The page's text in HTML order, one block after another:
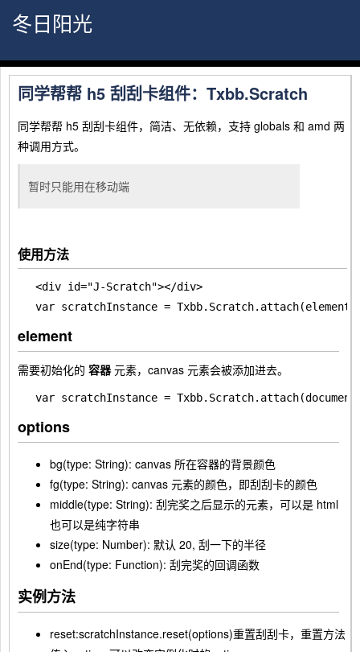
冬日阳光
同学帮帮 h5 刮刮卡组件：Txbb.Scratch
同学帮帮 h5 刮刮卡组件，简洁、无依赖，支持 globals 和 amd 两
种调用方式。
暂时只能用在移动端
使用方法
<div id="J-Scratch"></div>
var scratchInstance =
element
需要初始化的 容器元素，canvas 元素会被添加进去。
var scratchInstance =
options
bg(type: String): canvas 所在容器的背景颜色
fg(type: String): canvas 元素的颜色，即刮刮卡的颜色
middle(type: String): 刮完奖之后显示的元素，可以是 html
也可以是纯字符串
size(type: Number): 默认 20, 刮一下的半径
onEnd(type: Function): 刮完奖的回调函数
实例方法
reset:scratchInstance.reset(options)重置刮刮卡，重置方法